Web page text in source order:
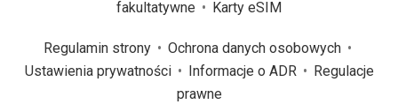
fakultatywne
Karty eSIM
Regulamin strony
Ochrona danych osobowych
Ustawienia prywatności
Informacje o ADR
Regulacje
prawne